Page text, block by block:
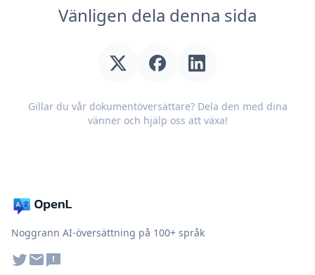
Vänligen dela denna sida
Gillar du vår dokumentöversättare? Dela den med dina
vänner och hjälp oss att växa!
Noggrann AI-översättning på 100+ språk